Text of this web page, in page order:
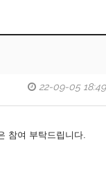
22-09-05 18:49
참여 부탁드립니다.